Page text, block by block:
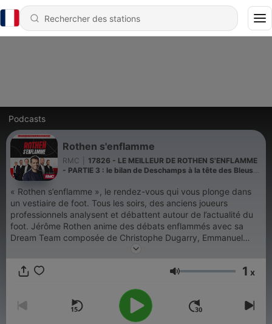
Podcasts
Rothen s'enflamme
RMC
17826 - LE MEILLEUR DE ROTHEN S'ENFLAMME
- PARTIE 3 : le bilan de Deschamps à la tête des Bleus
« Rothen s’enflamme », le rendez-vous qui vous plonge dans
un vestiaire de foot. Tous les soirs, des anciens joueurs
professionnels analysent et débattent autour de l’actualité du
foot. Jérôme Rothen anime des débats enflammés avec sa
Dream Team composée de Christophe Dugarry, Emmanuel
Petit, Jean-Michel Larqué, Eric di Meco, Pascal Olmeta, Steve
Benoit Costil. Et une nouveauté cette saison : Allo Jérôme. Tous
(entraîneur, ancien joueur, consultant, supporter) vient se
confronter à la Dream Team. Cette année, retrouvez également
un nouveau quiz : Tous contre Rothen incarné par Louis
Volume 1 x